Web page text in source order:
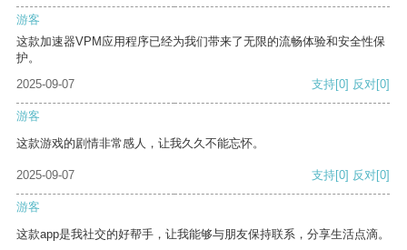
游客
这款加速器VPM应用程序已经为我们带来了无限的流畅体验和安全性保
护。
2025-09-07
支持[0] 反对[0]
游客
这款游戏的剧情非常感人，让我久久不能忘怀。
2025-09-07 支持[0] 反对[0]
游客
这款app是我社交的好帮手，让我能够与朋友保持联系，分享生活点滴。